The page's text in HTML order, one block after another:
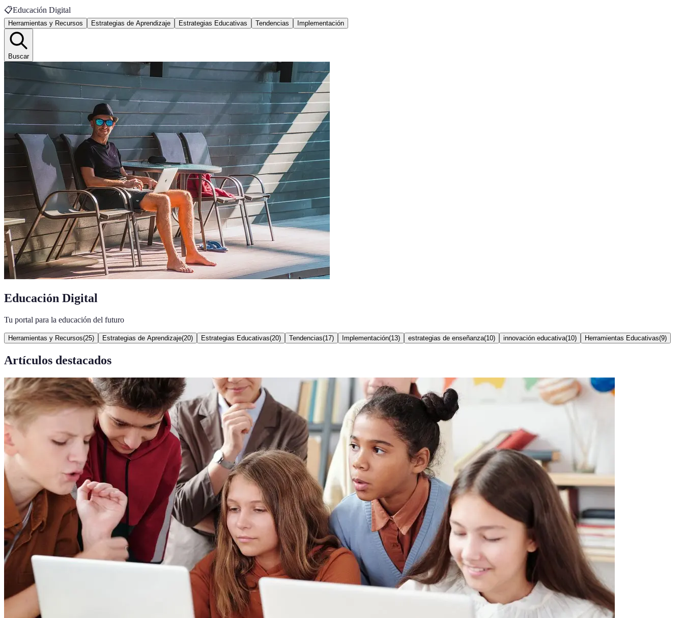
📋Educación Digital
Herramientas y Recursos Estrategias de Aprendizaje Estrategias Educativas Tendencias Implementación
Buscar
Educación Digital
Tu portal para la educación del futuro
Herramientas y Recursos(25) Estrategias de Aprendizaje(20) Estrategias Educativas(20) Tendencias(17) Implementación(13) estrategias de enseñanza(10) innovación educativa(10) Herramientas Educativas(9)
Artículos destacados